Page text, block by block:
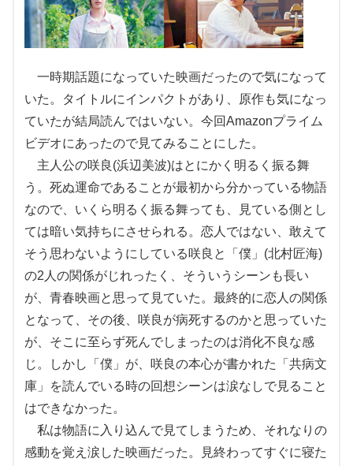
一時期話題になっていた映画だったので気になって
いた。タイトルにインパクトがあり、原作も気になっ
ていたが結局読んではいない。今回Amazonプライム
ビデオにあったので見てみることにした。
主人公の咲良(浜辺美波)はとにかく明るく振る舞
う。死ぬ運命であることが最初から分かっている物語
なので、いくら明るく振る舞っても、見ている側とし
ては暗い気持ちにさせられる。恋人ではない、敢えて
そう思わないようにしている咲良と「僕」(北村匠海)
の2人の関係がじれったく、そういうシーンも長い
が、青春映画と思って見ていた。最終的に恋人の関係
となって、その後、咲良が病死するのかと思っていた
が、そこに至らず死んでしまったのは消化不良な感
じ。しかし「僕」が、咲良の本心が書かれた「共病文
庫」を読んでいる時の回想シーンは涙なしで見ること
はできなかった。
私は物語に入り込んで見てしまうため、それなりの
感動を覚え涙した映画だった。見終わってすぐに寝た